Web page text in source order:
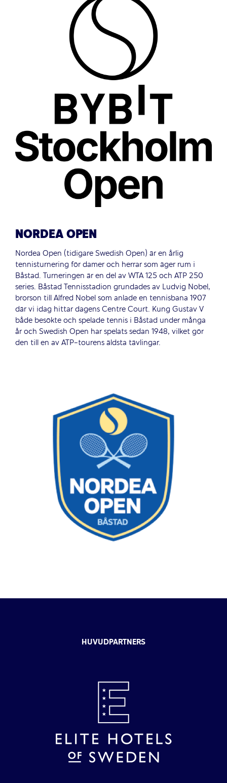
NORDEA OPEN
Nordea Open (tidigare Swedish Open) är en årlig
tennisturnering för damer och herrar som äger rum i
Båstad. Turneringen är en del av WTA 125 och ATP 250
series. Båstad Tennisstadion grundades av Ludvig Nobel,
brorson till Alfred Nobel som anlade en tennisbana 1907
där vi idag hittar dagens Centre Court. Kung Gustav V
både besökte och spelade tennis i Båstad under många
år och Swedish Open har spelats sedan 1948, vilket gör
den till en av ATP-tourens äldsta tävlingar.
HUVUDPARTNERS